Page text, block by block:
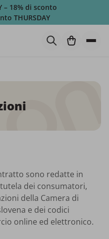
– 18% di sconto
THURSDAY
sono redatte in
dei consumatori,
della Camera di
e dei codici
online ed elettronico.